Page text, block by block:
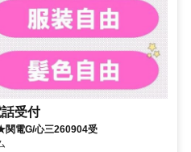
受付
電G/心三260904受